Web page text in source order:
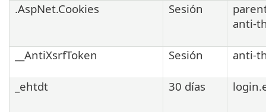
.AspNet.Cookies
Sesión
anti-
__AntiXsrfToken Sesión anti-
_ehtdt 30 días